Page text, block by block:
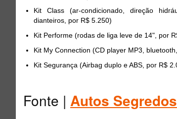
Kit Class (ar-condicionado, direção
dianteiros, por R$ 5.250)
Kit Performe (rodas de liga leve de 14", por
Kit My Connection (CD player MP3,
Kit Segurança (Airbag duplo e ABS, por R$
Fonte | Autos Segredos